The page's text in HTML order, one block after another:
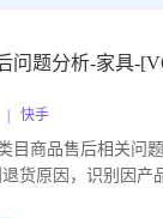
问题分析-家具-
| 快手
目商品售后相关问
货原因，识别因产